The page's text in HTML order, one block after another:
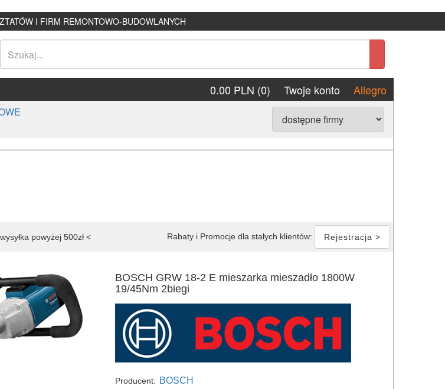
I FIRM REMONTOWO-BUDOWLANYCH
0.00 PLN (0) Twoje konto
Allegro
powyżej 500zł < Rabaty i Promocje dla stałych klientów: Rejestracja >
BOSCH GRW 18-2 E mieszarka mieszadło 1800W
19/45Nm 2biegi
Producent: BOSCH